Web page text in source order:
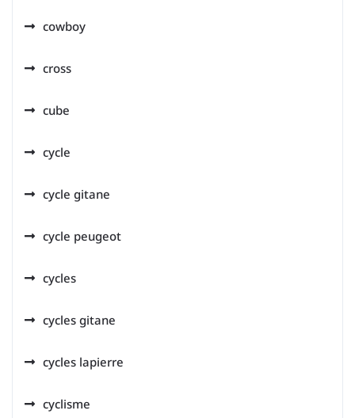
cowboy
cross
cube
cycle
cycle gitane
cycle peugeot
cycles
cycles gitane
cycles lapierre
cyclisme